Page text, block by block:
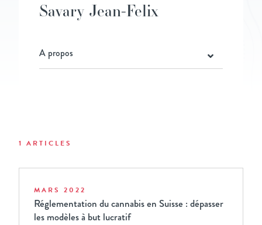
Savary Jean-Felix
A propos
1 ARTICLES
MARS 2022
Réglementation du cannabis en Suisse : dépasser
les modèles à but lucratif